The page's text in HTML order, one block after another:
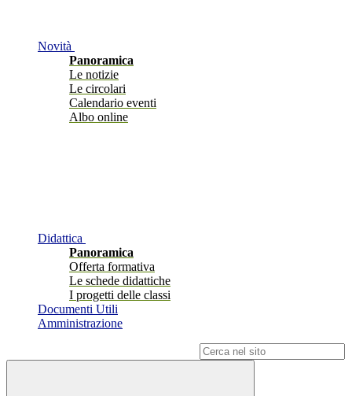
Novità
Panoramica
Le notizie
Le circolari
Calendario eventi
Albo online
Didattica
Panoramica
Offerta formativa
Le schede didattiche
I progetti delle classi
Documenti Utili
Amministrazione